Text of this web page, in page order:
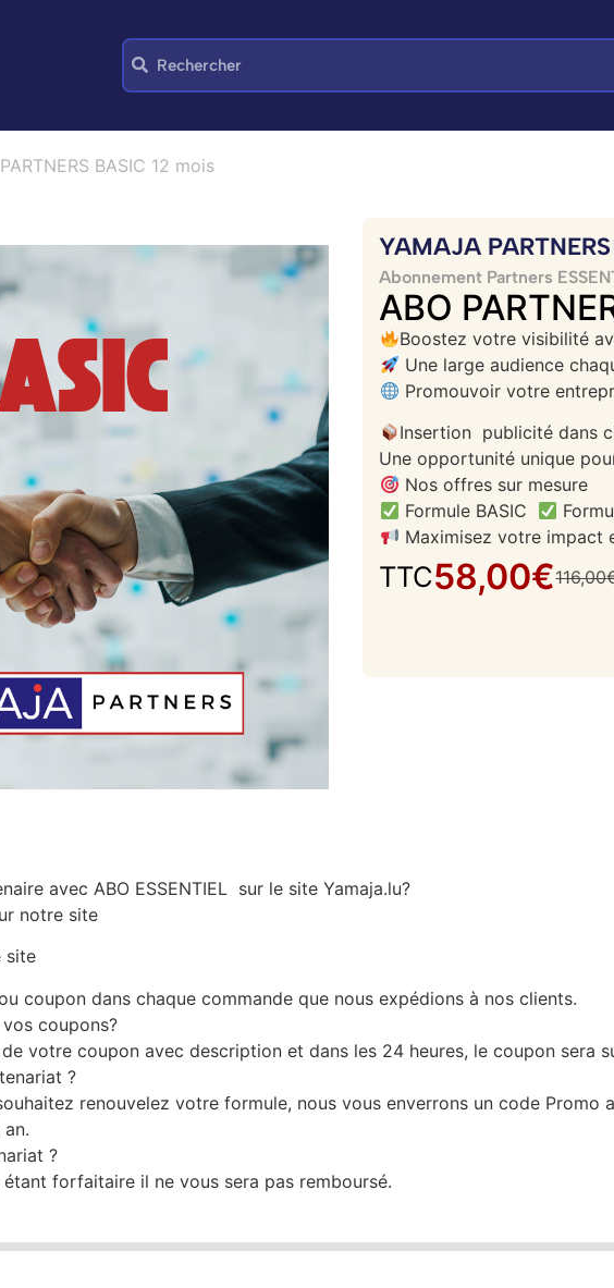
BASIC 12 mois
YAMAJA PARTNERS
Abonnement Partners
ABO
Boostez votre visibilité
Une large audience
Promouvoir votre
Insertion publicité dans
Une opportunité unique
Nos offres sur mesure
Formule BASIC
Maximisez votre impact
116,00
58,00€
TTC
avec ABO ESSENTIEL sur le site Yamaja.lu?
notre site
site
coupon dans chaque commande que nous expédions à nos clients.
coupons?
votre coupon avec description et dans les 24 heures, le coupon sera
?
renouvelez votre formule, nous vous enverrons un code Promo
?
forfaitaire il ne vous sera pas remboursé.